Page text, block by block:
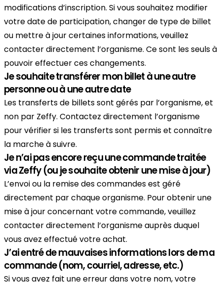
modifications d’inscription. Si vous souhaitez modifier
votre date de participation, changer de type de billet
ou mettre à jour certaines informations, veuillez
contacter directement l’organisme. Ce sont les seuls à
pouvoir effectuer ces changements.
Je souhaite transférer mon billet à une autre
personne ou à une autre date
Les transferts de billets sont gérés par l’organisme, et
non par Zeffy. Contactez directement l’organisme
pour vérifier si les transferts sont permis et connaître
la marche à suivre.
Je n’ai pas encore reçu une commande traitée
via Zeffy (ou je souhaite obtenir une mise à jour)
L’envoi ou la remise des commandes est géré
directement par chaque organisme. Pour obtenir une
mise à jour concernant votre commande, veuillez
contacter directement l’organisme auprès duquel
vous avez effectué votre achat.
J’ai entré de mauvaises informations lors de ma
commande (nom, courriel, adresse, etc.)
Si vous avez fait une erreur dans votre nom, votre